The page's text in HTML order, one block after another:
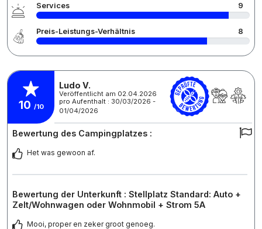
Services 9
Preis-Leistungs-Verhältnis 8
10 /10
Ludo V.
Veröffentlicht am 02.04.2026
pro Aufenthalt : 30/03/2026 -
01/04/2026
Bewertung des Campingplatzes :
Het was gewoon af.
Bewertung der Unterkunft : Stellplatz Standard: Auto +
Zelt/Wohnwagen oder Wohnmobil + Strom 5A
Mooi, proper en zeker groot genoeg.